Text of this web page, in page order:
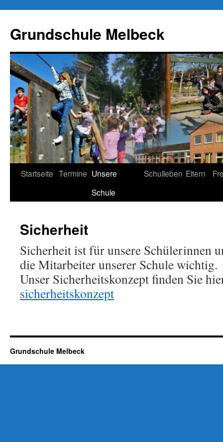
springen
Grundschule Melbeck
Startseite Termine Unsere
Schule
Schulleben Eltern
Sicherheit
Sicherheit ist für unsere Schülerinnen
die Mitarbeiter unserer Schule wichtig.
Unser Sicherheitskonzept finden Sie
sicherheitskonzept
Grundschule Melbeck